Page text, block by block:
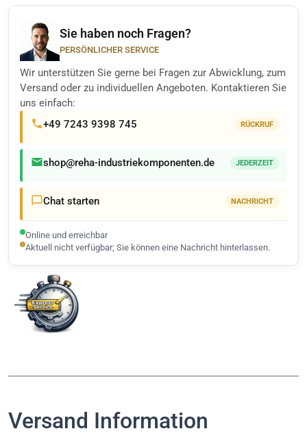
Sie haben noch Fragen?
PERSÖNLICHER SERVICE
Wir unterstützen Sie gerne bei Fragen zur Abwicklung, zum
Versand oder zu individuellen Angeboten. Kontaktieren Sie
uns einfach:
+49 7243 9398 745
RÜCKRUF
shop@reha-industriekomponenten.de JEDERZEIT
Chat starten NACHRICHT
Online und erreichbar
Aktuell nicht verfügbar; Sie können eine Nachricht hinterlassen.
Versand Information